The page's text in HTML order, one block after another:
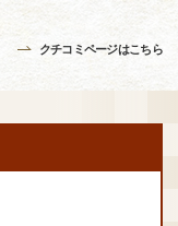
クチコミページはこちら